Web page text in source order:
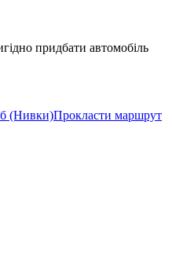
придбати автомобіль
(Нивки)Прокласти маршрут